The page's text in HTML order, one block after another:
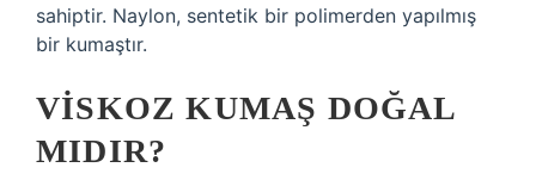
sahiptir. Naylon, sentetik bir polimerden yapılmış
bir kumaştır.
VISKOZ KUMAŞ DOĞAL
MIDIR?